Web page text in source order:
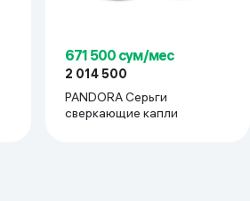
671 500 сум/мес
2 014 500
PANDORA Серьги
сверкающие капли